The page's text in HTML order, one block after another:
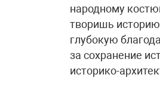
народному
творишь
глубокую
за сохранение
историко-